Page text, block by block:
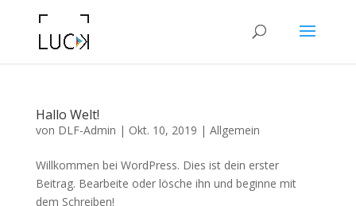
Hallo Welt!
von DLF-Admin | Okt. 10, 2019 | Allgemein
Willkommen bei WordPress. Dies ist dein erster
Beitrag. Bearbeite oder lösche ihn und beginne mit
dem Schreiben!